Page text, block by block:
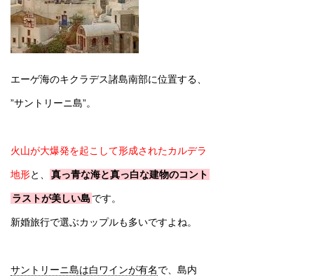
エーゲ海のキクラデス諸島南部に位置する、
”サントリーニ島”。
火山が大爆発を起こして形成されたカルデラ
地形と、 真っ青な海と真っ白な建物のコント
ラストが美しい島 です。
新婚旅行で選ぶカップルも多いですよね。
サントリーニ島は白ワインが有名で、島内